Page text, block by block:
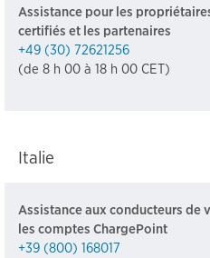
Assistance pour les
certifiés et les partenaires
+49 (30) 72621256
(de 8 h 00 à 18 h 00 CET)
Italie
Assistance aux conducteurs de
les comptes ChargePoint
+39 (800) 168017